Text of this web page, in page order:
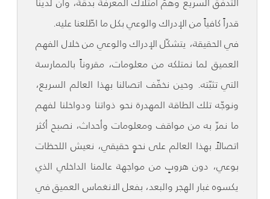
قدراً كافياً من الإدراك والوعي بكل ما اطّلعنا عليه.
في الحقيقة، يتشكّل الإدراك والوعي من خلال الفهم
العميق لما نمتلكه من معلومات، مقروناً بالممارسة
التي تثبّته. وحين نخفّف اتصالنا بهذا العالم السريع،
ونوجّه تلك الطاقة المهدرة نحو ذواتنا ودواخلنا لفهم
ما نمرّ به من مواقف ومعلومات وأحداث، نصبح أكثر
اتصالاً بهذا العالم على نحوٍ حقيقي، نعيش اللحظات
بوعي، دون هروبٍ من مواجهة عالمنا الداخلي الذي
يكسوه غبار الهجر والبعد، بفعل الانغماس العميق في